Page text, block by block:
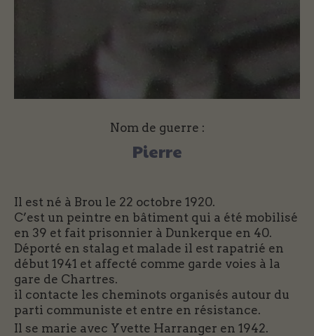
Nom de guerre :
Pierre
Il est né à Brou le 22 octobre 1920.
C’est un peintre en bâtiment qui a été mobilisé
en 39 et fait prisonnier à Dunkerque en 40.
Déporté en stalag et malade il est rapatrié en
début 1941 et affecté comme garde voies à la
gare de Chartres.
il contacte les cheminots organisés autour du
parti communiste et entre en résistance.
Il se marie avec Yvette Harranger en 1942.